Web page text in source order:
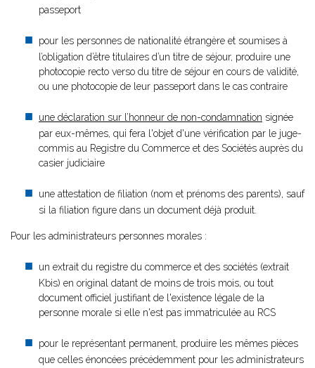
passeport
pour les personnes de nationalité étrangère et soumises à
l’obligation d’être titulaires d’un titre de séjour, produire une
photocopie recto verso du titre de séjour en cours de validité,
ou une photocopie de leur passeport dans le cas contraire
une déclaration sur l’honneur de non-condamnation signée
par eux-mêmes, qui fera l'objet d'une vérification par le juge-
commis au Registre du Commerce et des Sociétés auprès du
casier judiciaire
une attestation de filiation (nom et prénoms des parents), sauf
si la filiation figure dans un document déjà produit.
Pour les administrateurs personnes morales :
un extrait du registre du commerce et des sociétés (extrait
Kbis) en original datant de moins de trois mois, ou tout
document officiel justifiant de l'existence légale de la
personne morale si elle n'est pas immatriculée au RCS
pour le représentant permanent, produire les mêmes pièces
que celles énoncées précédemment pour les administrateurs